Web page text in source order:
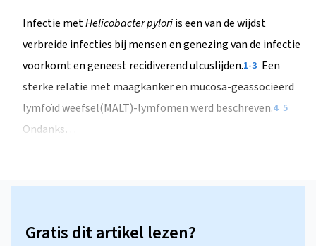
Infectie metHelicobacter pyloriis een van de wijdst
verbreide infecties bij mensen en genezing van de infectie
voorkomt en geneest recidiverend ulcuslijden.1-3 Een
sterke relatie met maagkanker en mucosa-geassocieerd
lymfoïd weefsel(MALT)-lymfomen werd beschreven.4 5
Ondanks…
Gratis dit artikel lezen?